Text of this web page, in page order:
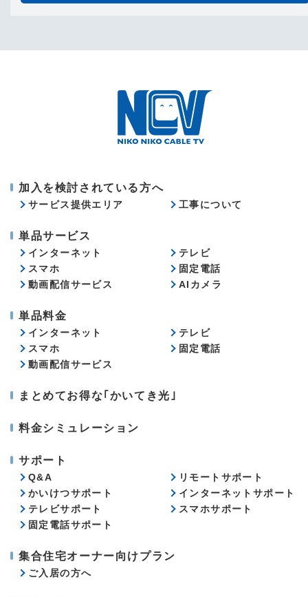
加入を検討されている方へ
サービス提供エリア 工事について
単品サービス
インターネット
テレビ
スマホ
固定電話
動画配信サービス
AIカメラ
単品料金
インターネット
テレビ
スマホ
固定電話
動画配信サービス
まとめてお得な｢かいてき光｣
料金シミュレーション
サポート
Q&A
リモートサポート
かいけつサポート
インターネットサポート
テレビサポート
スマホサポート
固定電話サポート
集合住宅オーナー向けプラン
ご入居の方へ